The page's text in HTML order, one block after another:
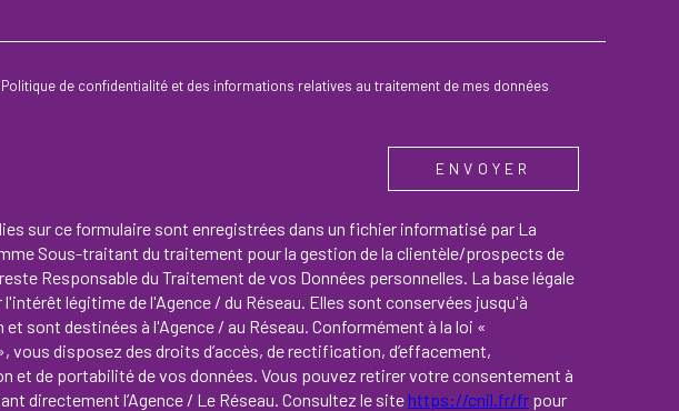
de confidentialité et des informations relatives au traitement de mes données
ENVOYER
sur ce formulaire sont enregistrées dans un fichier informatisé par La
Sous-traitant du traitement pour la gestion de la clientèle/prospects de
Responsable du Traitement de vos Données personnelles. La base légale
légitime de l'Agence / du Réseau. Elles sont conservées jusqu'à
sont destinées à l'Agence / au Réseau. Conformément à la loi «
vous disposez des droits d’accès, de rectification, d’effacement,
et de portabilité de vos données. Vous pouvez retirer votre consentement à
directement l’Agence / Le Réseau. Consultez le site https://cnil.fr/fr pour